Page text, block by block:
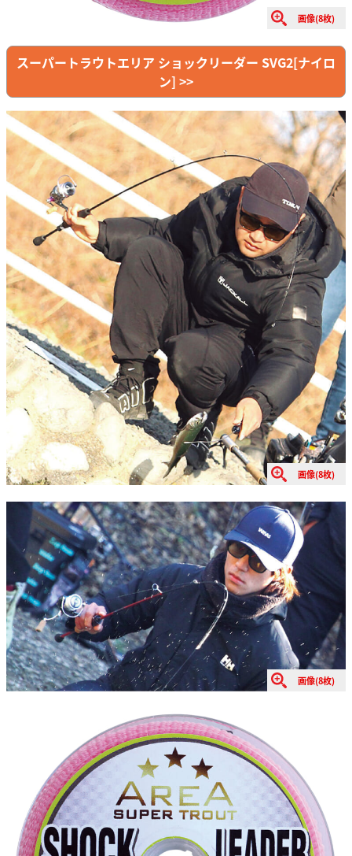
画像(8枚)
スーパートラウトエリア ショックリーダー SVG2[ナイロ
ン] >>
画像(8枚)
画像(8枚)